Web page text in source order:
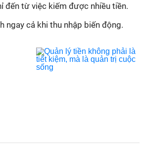
đến từ việc kiếm được nhiều tiền.
ngay cả khi thu nhập biến động.